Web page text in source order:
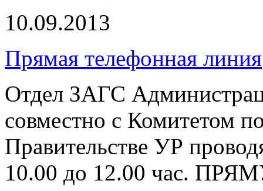
10.09.2013
Прямая телефонная линия
Отдел ЗАГС
совместно с Комитетом
Правительстве УР
10.00 до 12.00 час.